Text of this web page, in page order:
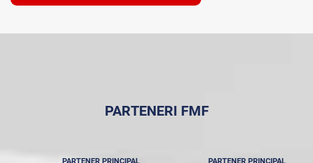
PARTENERI FMF